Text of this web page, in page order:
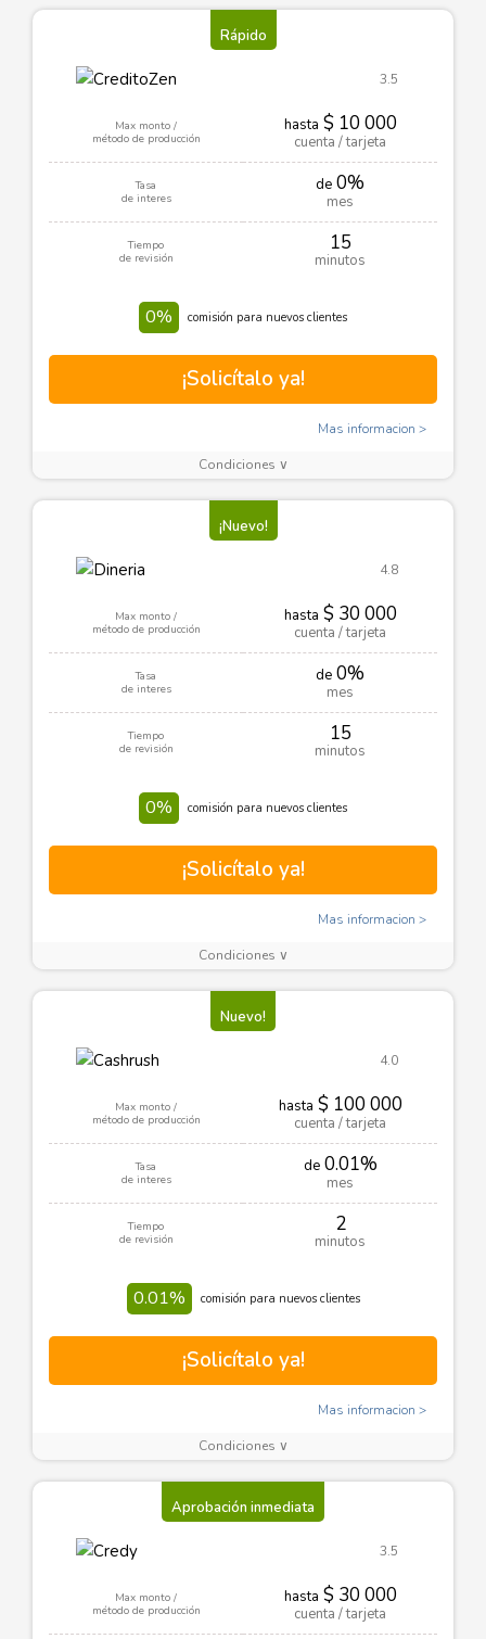
Rápido
3.5
Max monto /
método de producción
hasta $ 10 000
cuenta / tarjeta
Tasa
de interes
de 0%
mes
Tiempo
de revisión
15
minutos
0% comisión para nuevos clientes
¡Solicítalo ya!
Mas informacion
Condiciones ∨
¡Nuevo!
4.8
Max monto /
método de producción
hasta $ 30 000
cuenta / tarjeta
Tasa
de interes
de 0%
mes
Tiempo
de revisión
15
minutos
0% comisión para nuevos clientes
¡Solicítalo ya!
Mas informacion
Condiciones ∨
Nuevo!
4.0
Max monto /
método de producción
hasta $ 100 000
cuenta / tarjeta
Tasa
de interes
de0.01%
mes
Tiempo
de revisión
2
minutos
0.01% comisión para nuevos clientes
¡Solicítalo ya!
Mas informacion
Condiciones ∨
Aprobación inmediata
3.5
Max monto /
método de producción
hasta $ 30 000
cuenta / tarjeta